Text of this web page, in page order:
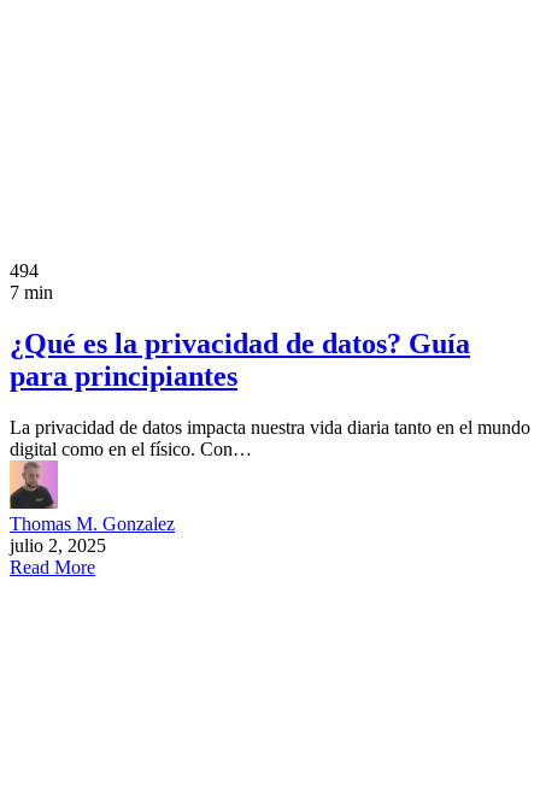
494
7 min
¿Qué es la privacidad de datos? Guía
para principiantes
La privacidad de datos impacta nuestra vida diaria tanto en el mundo
digital como en el físico. Con…
Thomas M. Gonzalez
julio 2, 2025
Read More